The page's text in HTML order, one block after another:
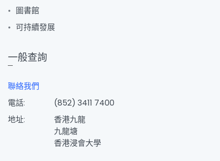
圖書館
可持續發展
一般查詢
聯絡我們
電話:
(852) 3411 7400
地址:
香港九龍
九龍塘
香港浸會大學